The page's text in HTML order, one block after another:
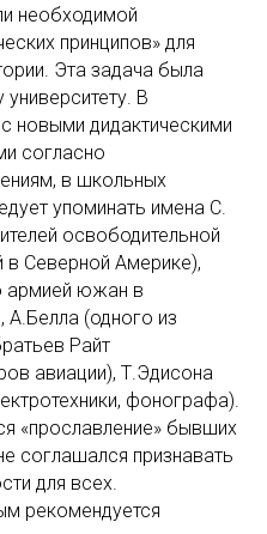
необходимой
принципов» для
Эта задача была
В
новыми дидактическими
согласно
в школьных
упоминать имена С.
освободительной
в Северной Америке),
армией южан в
(одного из
Райт
авиации), Т.Эдисона
фонографа).
«прославление» бывших
соглашался признавать
для всех.
рекомендуется